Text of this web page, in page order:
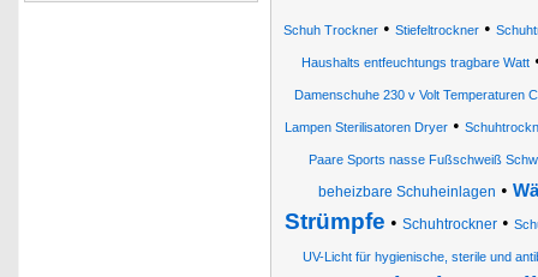
Schuh Trockner • Stiefeltrockner •
Haushalts entfeuchtungs tragbare Watt
Damenschuhe 230 v Volt Temperaturen
Lampen Sterilisatoren Dryer•
Paare Sports nasse Fußschweiß
beheizbare Schuheinlagen •
Strümpfe • Schuhtrockner •
UV-Licht für hygienische, sterile und